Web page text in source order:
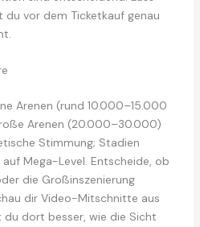
vor dem Ticketkauf genau
Arenen (rund 10.000–15.000
Arenen (20.000–30.000)
Stimmung; Stadien
Mega-Level. Entscheide, ob
die Großinszenierung
dir Video-Mitschnitte aus
dort besser, wie die Sicht